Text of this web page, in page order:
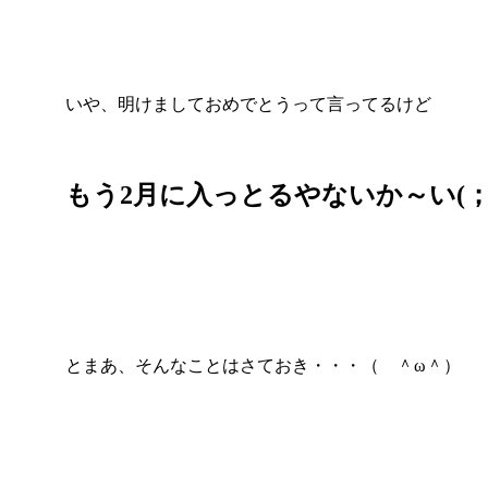
いや、明けましておめでとうって言ってるけど
もう2月に入っとるやないか～い(
とまあ、そんなことはさておき・・・（ ＾ω＾）